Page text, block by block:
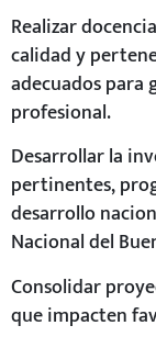
Realizar
calidad y
adecuados para
profesional.
Desarrollar la
pertinentes,
desarrollo
Nacional del
Consolidar
que impacten